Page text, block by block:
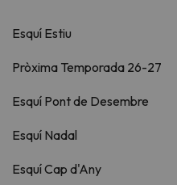
Esquí Estiu
Pròxima Temporada 26-27
Esquí Pont de Desembre
Esquí Nadal
Esquí Cap d'Any